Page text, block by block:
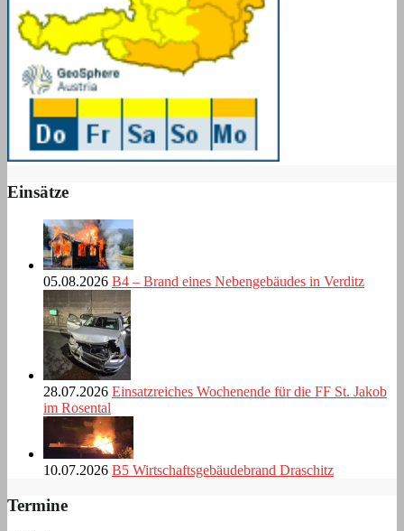
Einsätze
05.08.2026 B4 – Brand eines Nebengebäudes in Verditz
28.07.2026 Einsatzreiches Wochenende für die FF St. Jakob
im Rosental
10.07.2026 B5 Wirtschaftsgebäudebrand Draschitz
Termine